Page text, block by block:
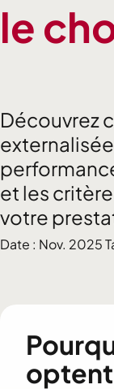
le
Découvrez
et les
votre
Date : Nov. 2025